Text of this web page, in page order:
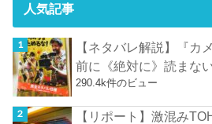
人気記事
【ネタバレ解説】『カ
前に《絶対に》読まな
290.4k件のビュー
【リポート】激混み